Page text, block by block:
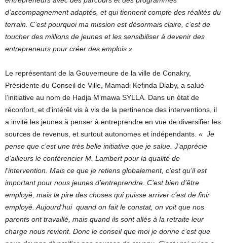
d’accompagnement adaptés, et qui tiennent compte des réalités du
terrain. C’est pourquoi ma mission est désormais claire, c’est de
toucher des millions de jeunes et les sensibiliser à devenir des
entrepreneurs pour créer des emplois ».
Le représentant de la Gouverneure de la ville de Conakry,
Présidente du Conseil de Ville, Mamadi Kefinda Diaby, a salué
l’initiative au nom de Hadja M’mawa SYLLA. Dans un état de
réconfort, et d’intérêt vis à vis de la pertinence des interventions, il
a invité les jeunes à penser à entreprendre en vue de diversifier les
sources de revenus, et surtout autonomes et indépendants. « Je
pense que c’est une très belle initiative que je salue. J’apprécie
d’ailleurs le conférencier M. Lambert pour la qualité de
l’intervention. Mais ce que je retiens globalement, c’est qu’il est
important pour nous jeunes d’entreprendre. C’est bien d’être
employé, mais la pire des choses qui puisse arriver c’est de finir
employé. Aujourd‘hui quand on fait le constat, on voit que nos
parents ont travaillé, mais quand ils sont allés à la retraite leur
charge nous revient. Donc le conseil que moi je donne c’est que